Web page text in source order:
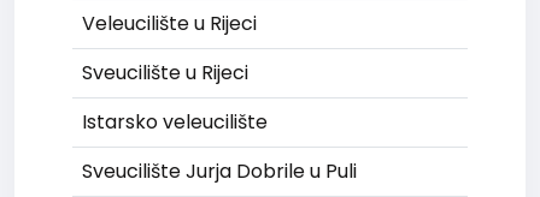
Veleucilište u Rijeci
Sveucilište u Rijeci
Istarsko veleucilište
Sveucilište Jurja Dobrile u Puli